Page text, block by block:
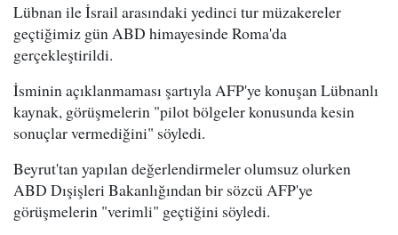
Lübnan ile İsrail arasındaki yedinci tur müzakereler
geçtiğimiz gün ABD himayesinde Roma'da
gerçekleştirildi.
İsminin açıklanmaması şartıyla AFP'ye konuşan Lübnanlı
kaynak, görüşmelerin "pilot bölgeler konusunda kesin
sonuçlar vermediğini" söyledi.
Beyrut'tan yapılan değerlendirmeler olumsuz olurken
ABD Dışişleri Bakanlığından bir sözcü AFP'ye
görüşmelerin "verimli" geçtiğini söyledi.